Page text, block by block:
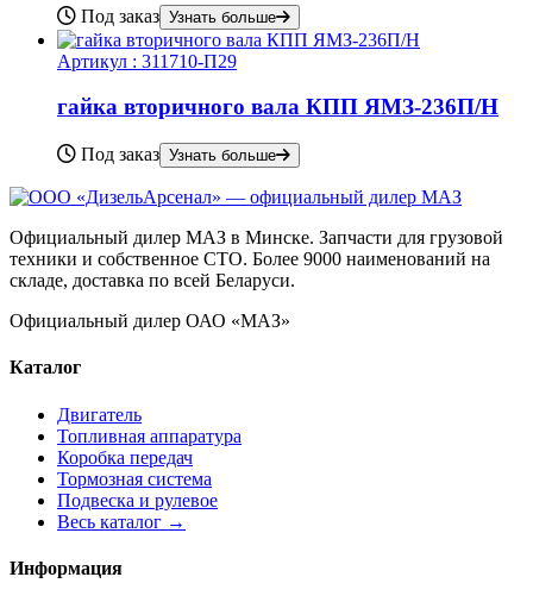
Под заказ Узнать больше
Артикул : 311710-П29
гайка вторичного вала КПП ЯМЗ-236П/Н
Под заказ Узнать больше
Официальный дилер МАЗ в Минске. Запчасти для грузовой
техники и собственное СТО. Более 9000 наименований на
складе, доставка по всей Беларуси.
Официальный дилер ОАО «МАЗ»
Каталог
Двигатель
Топливная аппаратура
Коробка передач
Тормозная система
Подвеска и рулевое
Весь каталог →
Информация